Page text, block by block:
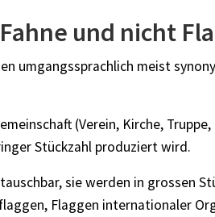
und nicht
umgangssprachlich meist
(Verein, Kirche,
Stückzahl produziert wird.
sie werden in grossen
Flaggen internationaler